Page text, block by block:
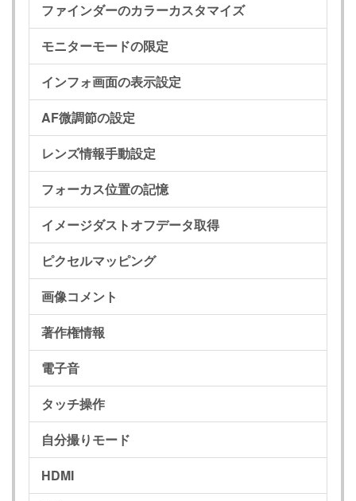
ファインダーのカラーカスタマイズ
モニターモードの限定
インフォ画面の表示設定
AF微調節の設定
レンズ情報手動設定
フォーカス位置の記憶
イメージダストオフデータ取得
ピクセルマッピング
画像コメント
著作権情報
電子音
タッチ操作
自分撮りモード
HDMI